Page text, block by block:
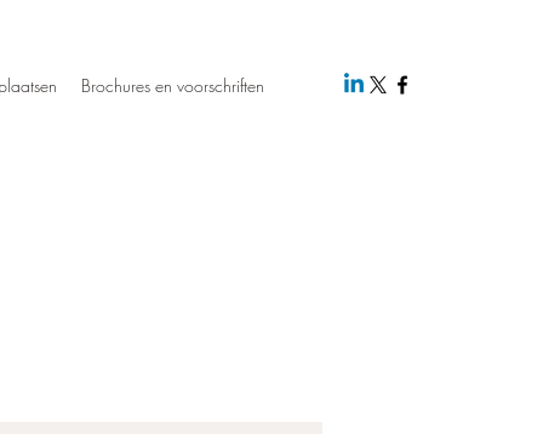
Brochures en voorschriften